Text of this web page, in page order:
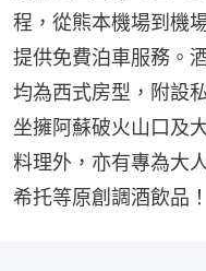
程，從熊本機場到機
提供免費泊車服務。
均為西式房型，附設
坐擁阿蘇破火山口及
料理外，亦有專為大
希托等原創調酒飲品！